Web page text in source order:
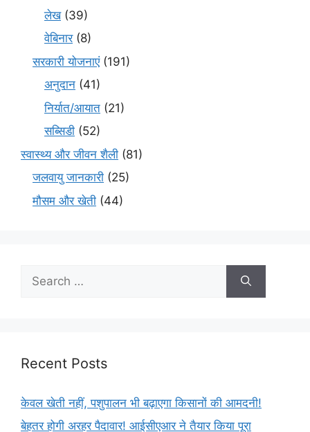
लेख(39)
वेबिनार(8)
सरकारी योजनाएं(191)
अनुदान (41)
निर्यात/आयात (21)
सब्सिडी (52)
स्वास्थ्य और जीवन शैली (81)
जलवायु जानकारी (25)
मौसम और खेती (44)
Recent Posts
केवल खेती नहीं, पशुपालन भी बढ़ाएगा किसानों की आमदनी!
बेहतर होगी अरहर पैदावार! आईसीएआर ने तैयार किया पूरा